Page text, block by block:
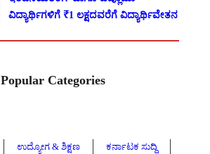
ವಿದ್ಯಾರ್ಥಿಗಳಿಗೆ ₹1 ಲಕ್ಷದವರೆಗೆ ವಿದ್ಯಾರ್ಥಿವೇತನ
Popular Categories
ಉದ್ಯೋಗ & ಶಿಕ್ಷಣ
ಕರ್ನಾಟಕ ಸುದ್ದಿ